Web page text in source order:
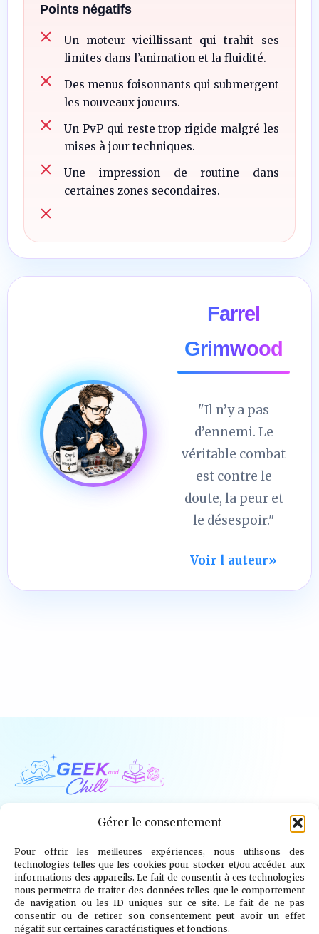
Gérer le consentement
Pour offrir les meilleures expériences, nous utilisons des
technologies telles que les cookies pour stocker et/ou accéder aux
informations des appareils. Le fait de consentir à ces technologies
nous permettra de traiter des données telles que le comportement
de navigation ou les ID uniques sur ce site. Le fait de ne pas
consentir ou de retirer son consentement peut avoir un effet
négatif sur certaines caractéristiques et fonctions.
Points négatifs
Un moteur vieillissant qui trahit ses
limites dans l’animation et la fluidité.
Des menus foisonnants qui submergent
les nouveaux joueurs.
Un PvP qui reste trop rigide malgré les
mises à jour techniques.
Une impression de routine dans
certaines zones secondaires.
Farrel
Grimwood
"Il n’y a pas
d’ennemi. Le
véritable combat
est contre le
doute, la peur et
le désespoir."
Voir l auteur»
Jeux Vidéo Tech Tabletop Livres
Mangas / BD TV Goodies Kids
Wargames